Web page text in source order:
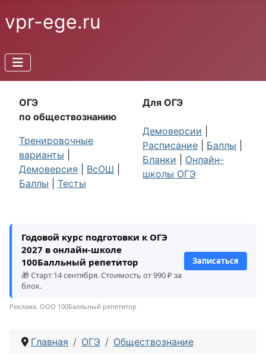
vpr-ege.ru
ОГЭ
по обществознанию
Тренировочные
варианты
Демоверсия
ВсОШ
Баллы
Тесты
Для ОГЭ
Демоверсии
Расписание
Баллы
Бланки
Онлайн-
школы ОГЭ
Годовой курс подготовки к ОГЭ
2027 в онлайн-школе
100Балльный репетитор
🎁 Старт 14 сентября. Стоимость от 990 ₽ за
блок.
Записаться
Реклама. ООО 100Балльный репетитор
Главная ОГЭ Обществознание